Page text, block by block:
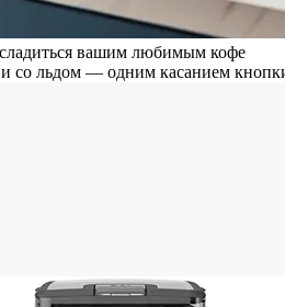
вашим любимым кофе
со льдом — одним касанием